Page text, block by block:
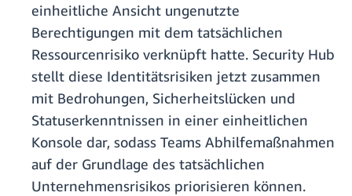
einheitliche Ansicht ungenutzte
Berechtigungen mit dem tatsächlichen
Ressourcenrisiko verknüpft hatte. Security Hub
stellt diese Identitätsrisiken jetzt zusammen
mit Bedrohungen, Sicherheitslücken und
Statuserkenntnissen in einer einheitlichen
Konsole dar, sodass Teams Abhilfemaßnahmen
auf der Grundlage des tatsächlichen
Unternehmensrisikos priorisieren können.